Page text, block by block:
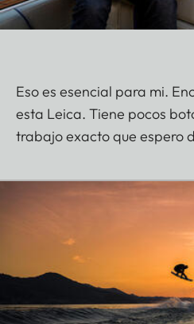
Eso es esencial para mi.
esta Leica. Tiene pocos
trabajo exacto que espero